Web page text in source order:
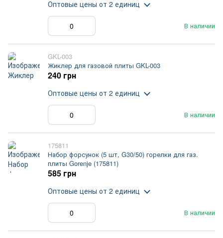
В наличии
Оптовые цены от 2 единиц
GKL-003
Жиклер для газовой плиты GKL-003
В наличии
240 грн
Оптовые цены от 2 единиц
175811
Набор форсунок (5 шт, G30/50) горелки для газ.
плиты Gorenje (175811)
В наличии
585 грн
Оптовые цены от 2 единиц